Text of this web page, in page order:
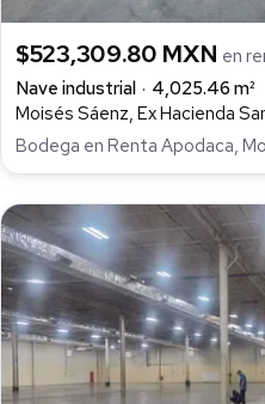
$523,309.80 MXN en
Nave industrial
4,025.46 m²
Moisés Sáenz, Ex Hacienda
Bodega en Renta Apodaca,